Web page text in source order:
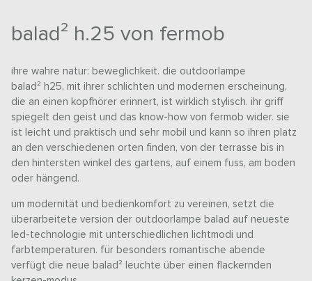
balad² h.25 von fermob
ihre wahre natur: beweglichkeit. die outdoorlampe
balad² h25, mit ihrer schlichten und modernen erscheinung,
die an einen kopfhörer erinnert, ist wirklich stylisch. ihr griff
spiegelt den geist und das know-how von fermob wider. sie
ist leicht und praktisch und sehr mobil und kann so ihren platz
an den verschiedenen orten finden, von der terrasse bis in
den hintersten winkel des gartens, auf einem fuss, am boden
oder hängend.
um modernität und bedienkomfort zu vereinen, setzt die
überarbeitete version der outdoorlampe balad auf neueste
led-technologie mit unterschiedlichen lichtmodi und
farbtemperaturen. für besonders romantische abende
verfügt die neue balad² leuchte über einen flackernden